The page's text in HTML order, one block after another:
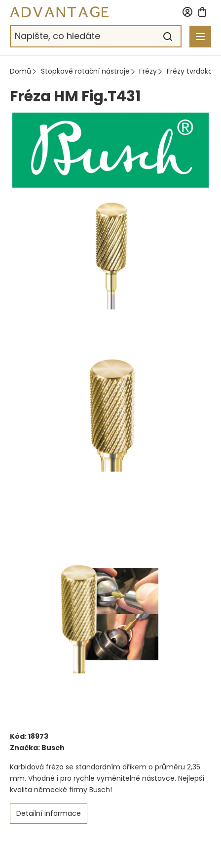
Přejít
obsah
Domů Stopkové rotační nástroje Frézy Frézy tvrdokov
Fréza HM Fig.T431
Kód:18973
Značka: Busch
Karbidová fréza se standardním dříkem o průměru 2,35
mm. Vhodné i pro rychle vyměnitelné nástavce. Nejlepší
kvalita německé firmy Busch!
Detailní informace